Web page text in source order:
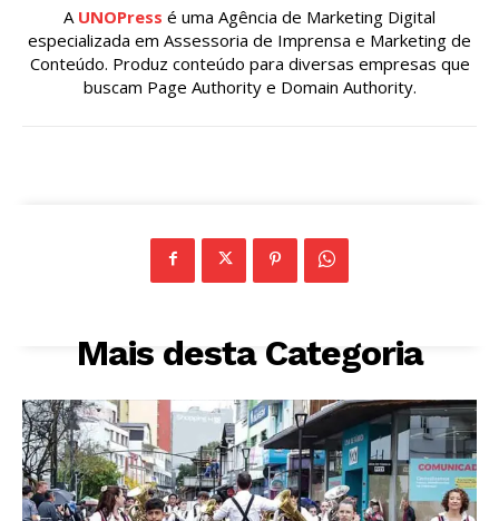
A UNOPress é uma Agência de Marketing Digital
especializada em Assessoria de Imprensa e Marketing de
Conteúdo. Produz conteúdo para diversas empresas que
buscam Page Authority e Domain Authority.
Mais desta Categoria